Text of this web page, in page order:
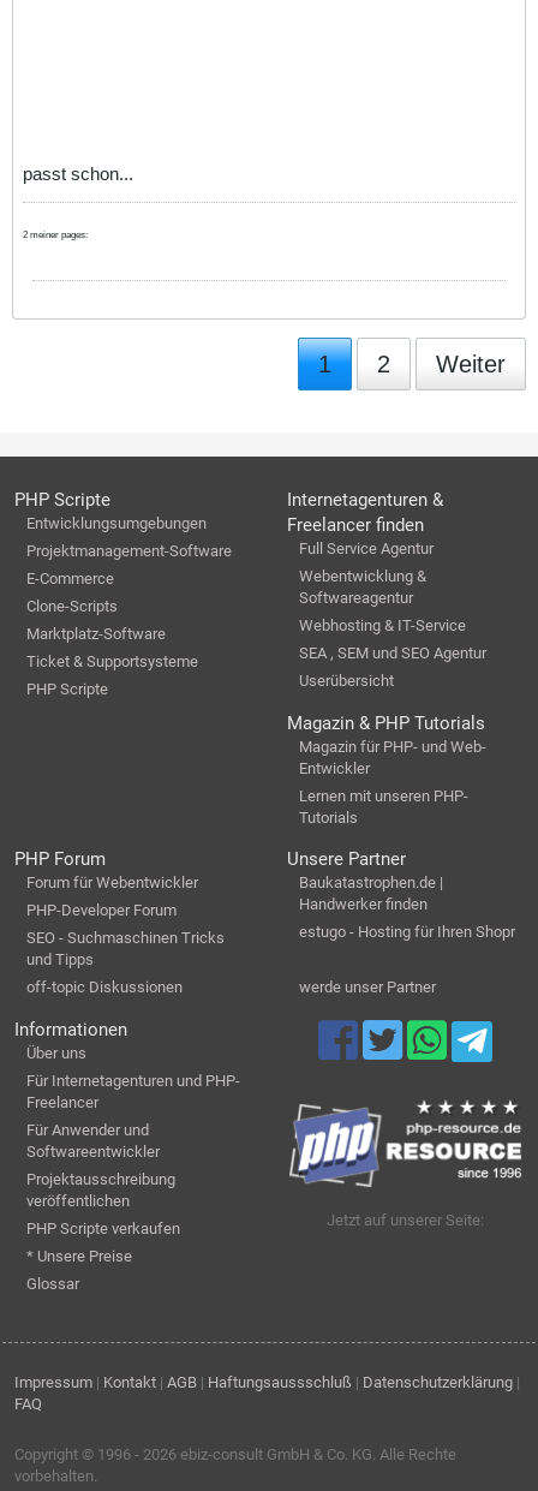
passt schon...
2 meiner pages:
1 2 Weiter
PHP Scripte
Entwicklungsumgebungen
Projektmanagement-Software
E-Commerce
Clone-Scripts
Marktplatz-Software
Ticket & Supportsysteme
PHP Scripte
Internetagenturen &
Freelancer finden
Full Service Agentur
Webentwicklung &
Softwareagentur
Webhosting & IT-Service
SEA , SEM und SEO Agentur
Userübersicht
Magazin & PHP Tutorials
Magazin für PHP- und Web-
Entwickler
Lernen mit unseren PHP-
Tutorials
PHP Forum
Forum für Webentwickler
PHP-Developer Forum
SEO - Suchmaschinen Tricks
und Tipps
off-topic Diskussionen
Unsere Partner
Baukatastrophen.de |
Handwerker finden
estugo - Hosting für Ihren Shopr
werde unser Partner
Informationen
Über uns
Für Internetagenturen und PHP-
Freelancer
Für Anwender und
Softwareentwickler
Projektausschreibung
veröffentlichen
PHP Scripte verkaufen
* Unsere Preise
Glossar
Jetzt auf unserer Seite:
Impressum | Kontakt | AGB | Haftungsaussschluß | Datenschutzerklärung |
FAQ
Copyright © 1996 - 2026 ebiz-consult GmbH & Co. KG. Alle Rechte
vorbehalten.